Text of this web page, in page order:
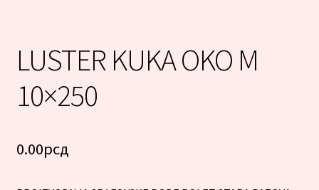
LUSTER KUKA OKO M
10×250
0.00рсд